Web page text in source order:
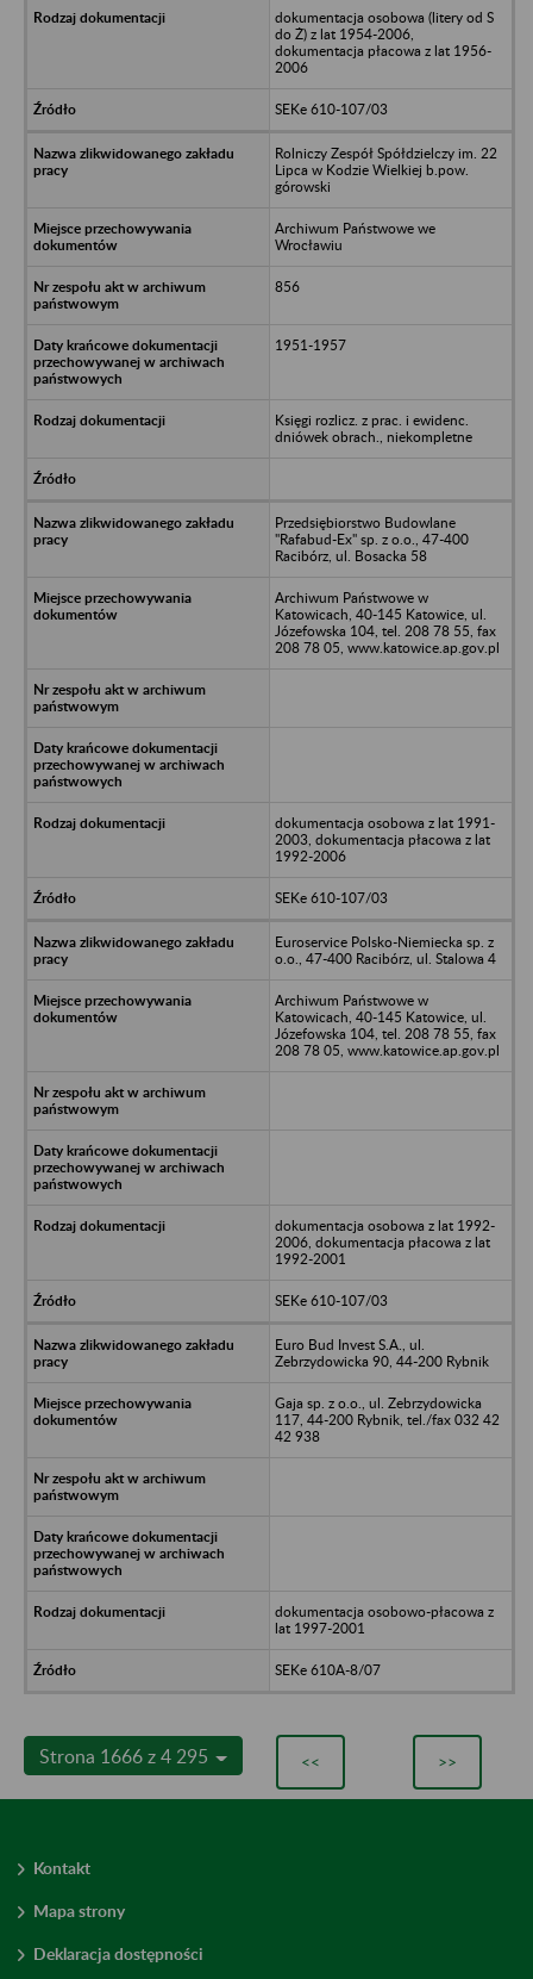
dokumentacja osobowa (litery od S
do Ż) z lat 1954-2006,
dokumentacja płacowa z lat 1956-
2006
SEKe 610-107/03
Rolniczy Zespół Spółdzielczy im. 22
Lipca w Kodzie Wielkiej b.pow.
górowski
Archiwum Państwowe we
Wrocławiu
856
1951-1957
Księgi rozlicz. z prac. i ewidenc.
dniówek obrach., niekompletne
Przedsiębiorstwo Budowlane
"Rafabud-Ex" sp. z o.o., 47-400
Racibórz, ul. Bosacka 58
Archiwum Państwowe w
Katowicach, 40-145 Katowice, ul.
Józefowska 104, tel. 208 78 55, fax
208 78 05, www.katowice.ap.gov.pl
dokumentacja osobowa z lat 1991-
2003, dokumentacja płacowa z lat
1992-2006
SEKe 610-107/03
Euroservice Polsko-Niemiecka sp. z
o.o., 47-400 Racibórz, ul. Stalowa 4
Archiwum Państwowe w
Katowicach, 40-145 Katowice, ul.
Józefowska 104, tel. 208 78 55, fax
208 78 05, www.katowice.ap.gov.pl
dokumentacja osobowa z lat 1992-
2006, dokumentacja płacowa z lat
1992-2001
SEKe 610-107/03
Euro Bud Invest S.A., ul.
Zebrzydowicka 90, 44-200 Rybnik
Gaja sp. z o.o., ul. Zebrzydowicka
117, 44-200 Rybnik, tel./fax 032 42
42 938
dokumentacja osobowo-płacowa z
lat 1997-2001
SEKe 610A-8/07
Strona 1666 z 4 295 << >>
Kontakt
Mapa strony
Deklaracja dostępności